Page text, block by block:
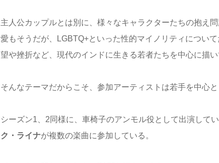
主人公カップルとは別に、様々なキャラクターたちの抱え
愛もそうだが、LGBTQ+といった性的マイノリティについ
望や挫折など、現代のインドに生きる若者たちを中心に描い
そんなテーマだからこそ、参加アーティストは若手を中心と
シーズン1、2同様に、車椅子のアンモル役として出演して
ク・ライナが複数の楽曲に参加している。